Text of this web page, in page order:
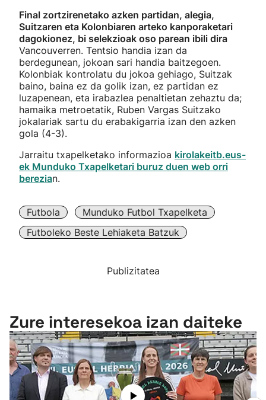
Final zortzirenetako azken partidan, alegia,
Suitzaren eta Kolonbiaren arteko kanporaketari
dagokionez, bi selekzioak oso parean ibili dira
Vancouverren. Tentsio handia izan da
berdegunean, jokoan sari handia baitzegoen.
Kolonbiak kontrolatu du jokoa gehiago, Suitzak
baino, baina ez da golik izan, ez partidan ez
luzapenean, eta irabazlea penaltietan zehaztu da;
hamaika metroetatik, Ruben Vargas Suitzako
jokalariak sartu du erabakigarria izan den azken
gola (4-3).
Jarraitu txapelketako informazioa kirolakeitb.eus-
ek Munduko Txapelketari buruz duen web orri
berezian.
Futbola
Munduko Futbol Txapelketa
Futboleko Beste Lehiaketa Batzuk
Publizitatea
Zure interesekoa izan daiteke